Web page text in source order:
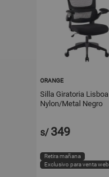
ORANGE
Silla Giratoria Lisboa
Nylon/Metal Negro
s/ 349
Retira mañana
Exclusivo para venta web